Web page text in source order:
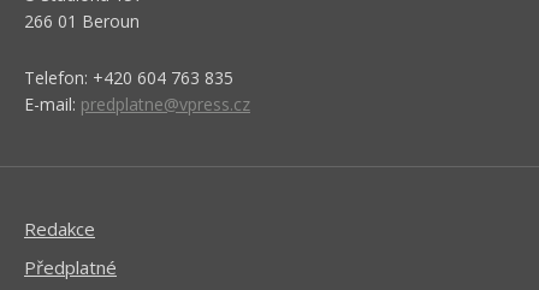
266 01 Beroun
Telefon: +420 604 763 835
E-mail: predplatne@vpress.cz
Redakce
Předplatné